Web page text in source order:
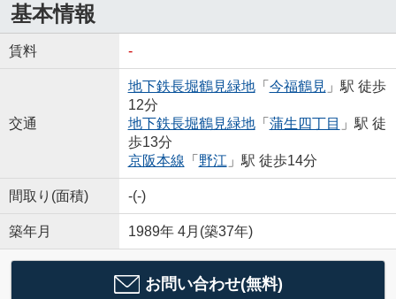
基本情報
賃料 -
交通
地下鉄長堀鶴見緑地「 今福鶴見 」駅 徒歩
12分
地下鉄長堀鶴見緑地「 蒲生四丁目 」駅 徒
歩13分
京阪本線 「 野江 」駅 徒歩14分
間取り(面積) -(-)
築年月 1989年 4月(築37年)
お問い合わせ(無料)